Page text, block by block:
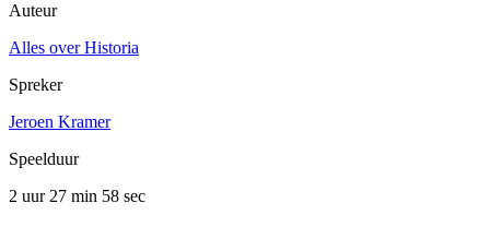
Auteur
Alles over Historia
Spreker
Jeroen Kramer
Speelduur
2 uur 27 min 58 sec